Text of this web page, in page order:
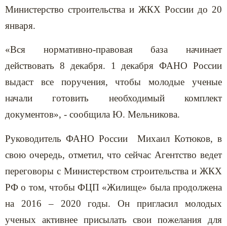
Министерство строительства и ЖКХ России до 20
января.
«Вся нормативно-правовая база начинает
действовать 8 декабря. 1 декабря ФАНО России
выдаст все поручения, чтобы молодые ученые
начали готовить необходимый комплект
документов», - сообщила Ю. Мельникова.
Руководитель ФАНО России Михаил Котюков, в
свою очередь, отметил, что сейчас Агентство ведет
переговоры с Министерством строительства и ЖКХ
РФ о том, чтобы ФЦП «Жилище» была продолжена
на 2016 – 2020 годы. Он пригласил молодых
ученых активнее присылать свои пожелания для